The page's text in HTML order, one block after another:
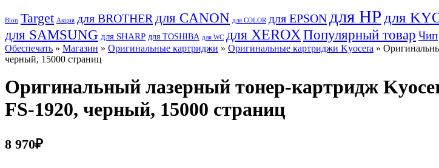
Bion Target Акция для BROTHER для CANON для COLOR для EPSON для HP для
для SAMSUNG для SHARP для TOSHIBA для WC для XEROX Популярный товар Чип
Обеспечать » Магазин » Оригинальные картриджи » Оригинальные картриджи Kyocera »
черный, 15000 страниц
Оригинальный лазерный тонер-картридж
FS-1920, черный, 15000 страниц
8 970₽